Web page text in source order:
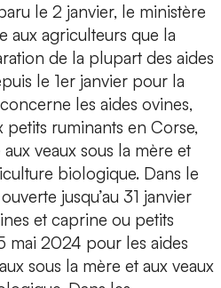
le 2 janvier, le ministère
aux agriculteurs que la
de la plupart des aides
le 1er janvier pour la
les aides ovines,
petits ruminants en Corse,
veaux sous la mère et
biologique. Dans le
jusqu’au 31 janvier
et caprine ou petits
mai 2024 pour les aides
sous la mère et aux veaux